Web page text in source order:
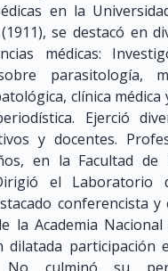
en la
(1911), se destacó en
médicas:
parasitología,
clínica médica
Ejerció
y docentes.
en la Facultad de
el Laboratorio
conferencista y
la Academia
dilatada participación